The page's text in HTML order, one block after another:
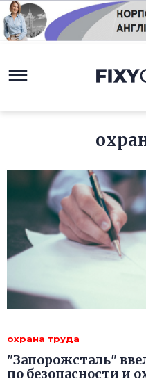
охрана труда
"Запорожсталь"
по безопасности и